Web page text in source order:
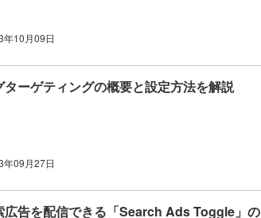
年10月09日
ターゲティングの概要と設定方法を解説
年09月27日
広告を配信できる「Search Ads Toggle」の